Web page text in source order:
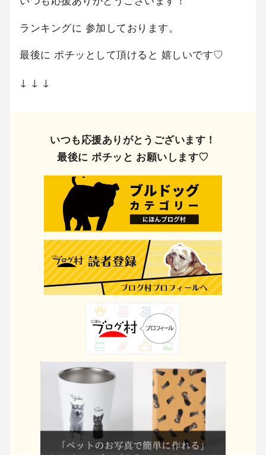
ランキングに 参加しております。
最後に ポチッとして頂けると 嬉しいです♡
↓ ↓ ↓
いつも応援ありがとうございます！
最後に ポチッと お願いします♡